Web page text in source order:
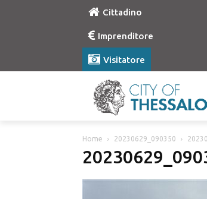
Cittadino
Imprenditore
Visitatore
Home 20230629_090350